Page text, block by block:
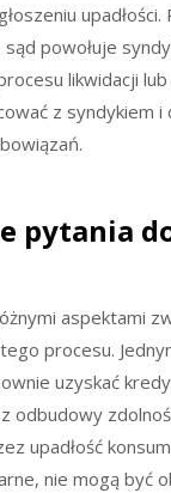
powołuje
likwidacji
z
pytania
aspektami
procesu.
uzyskać
odbudowy
upadłość
nie mogą być